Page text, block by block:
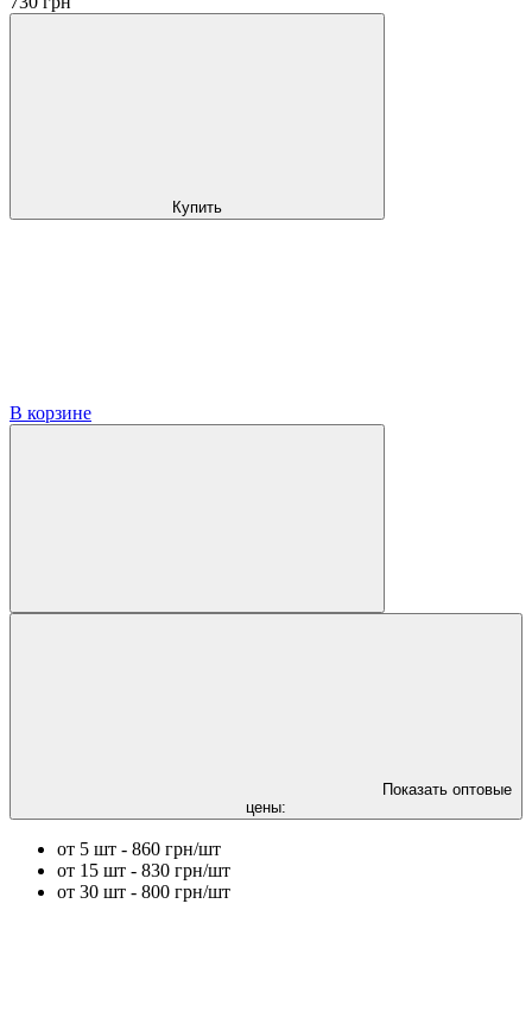
Купить
В корзине
Показать оптовые
цены:
от 5 шт - 860 грн/шт
от 15 шт - 830 грн/шт
от 30 шт - 800 грн/шт